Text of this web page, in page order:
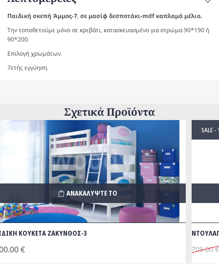
Παιδική σκεπή Άμμος-7, σε μασίφ δεσποτάκι-mdf καπλαμά μέλιο.
Την τοποθετούμε μόνο σε κρεβάτι, κατασκευασμένο για στρώμα 90*190 ή
90*200.
Επιλογή χρωμάτων.
7ετής εγγύηση.
Σχετικά Προϊόντα
ΚΟΥΚΕΤΑ ΖΑΚΥΝΘΟΣ-3
€
ΑΝΑΚΑΛΥΨΤΕ ΤΟ
SALE -
709.00€
Η